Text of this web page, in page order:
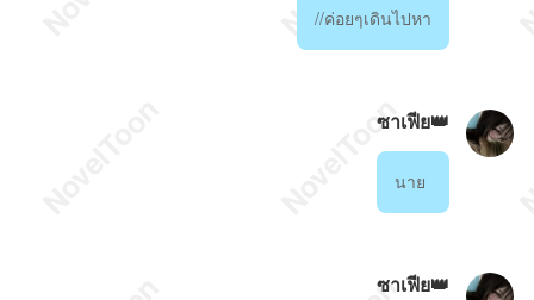
//ค่อยๆเดินไปหา
ซาเฟีย👑
นาย
ซาเฟีย👑